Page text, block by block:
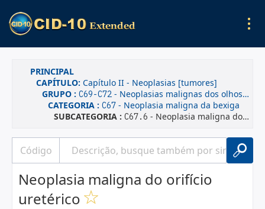
PRINCIPAL
CAPÍTULO: Capítulo II - Neoplasias [tumores]
GRUPO : C69-C72 - Neoplasias malignas dos olhos, do encéfalo e de outras partes do sistema nervoso central
CATEGORIA : C67 - Neoplasia maligna da bexiga
SUBCATEGORIA : C67.6 - Neoplasia maligna do orifício uretérico
Neoplasia maligna do orifício
uretérico